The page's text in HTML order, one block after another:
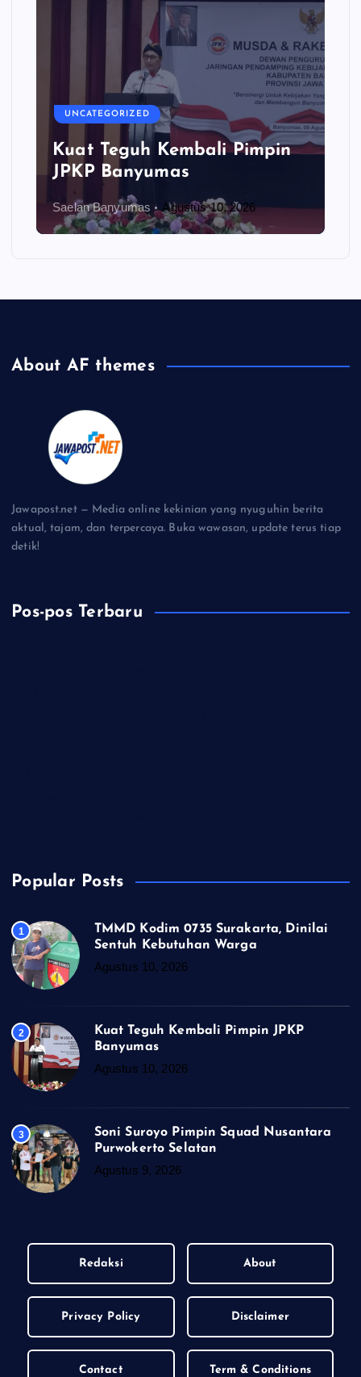
UNCATEGORIZED
Kuat Teguh Kembali Pimpin
JPKP Banyumas
Saelan Banyumas Agustus 10, 2026
About AF themes
Jawapost.net — Media online kekinian yang nyuguhin berita
aktual, tajam, dan terpercaya. Buka wawasan, update terus tiap
detik!
Pos-pos Terbaru
Popular Posts
1
TMMD Kodim 0735 Surakarta, Dinilai
Sentuh Kebutuhan Warga
Agustus 10, 2026
2
Kuat Teguh Kembali Pimpin JPKP
Banyumas
Agustus 10, 2026
3
Soni Suroyo Pimpin Squad Nusantara
Purwokerto Selatan
Agustus 9, 2026
Redaksi About
Privacy Policy Disclaimer
Contact Term & Conditions